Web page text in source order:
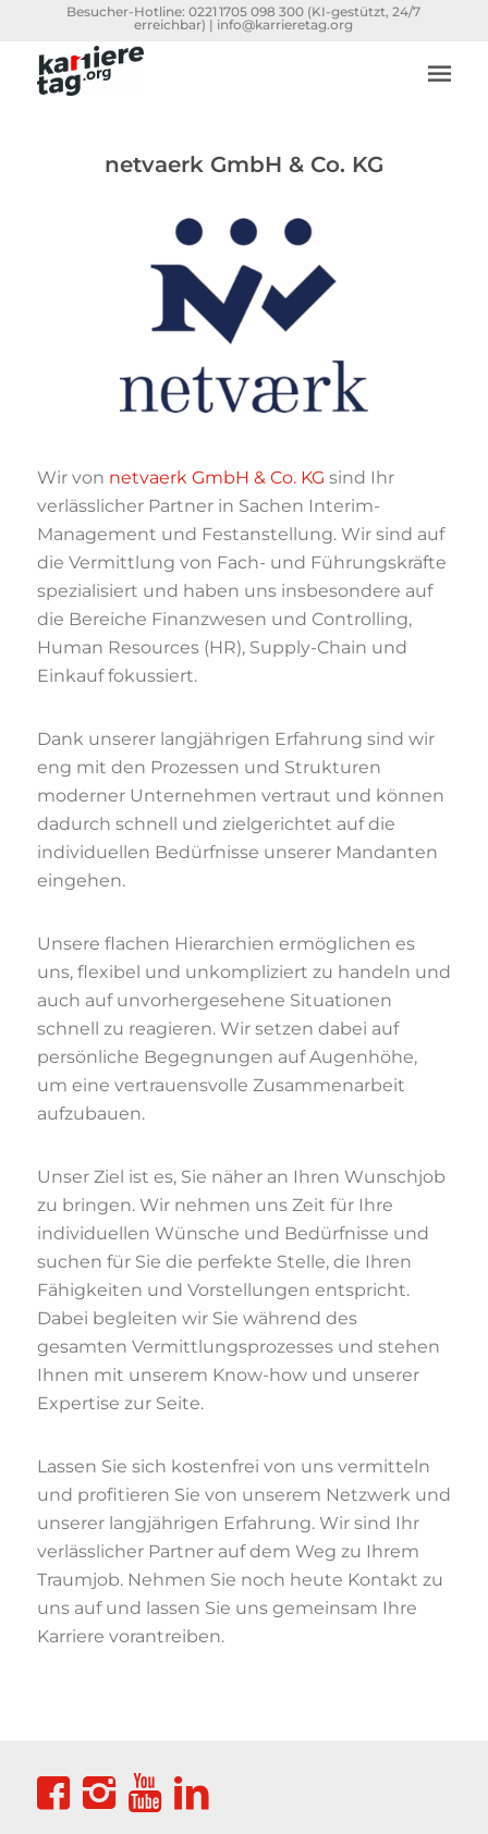
Besucher-Hotline:0221 1705 098 300 (KI-gestützt, 24/7
erreichbar) | info@karrieretag.org
netvaerk GmbH & Co. KG
Wir von netvaerk GmbH & Co. KG sind Ihr
verlässlicher Partner in Sachen Interim-
Management und Festanstellung. Wir sind auf
die Vermittlung von Fach- und Führungskräfte
spezialisiert und haben uns insbesondere auf
die Bereiche Finanzwesen und Controlling,
Human Resources (HR), Supply-Chain und
Einkauf fokussiert.
Dank unserer langjährigen Erfahrung sind wir
eng mit den Prozessen und Strukturen
moderner Unternehmen vertraut und können
dadurch schnell und zielgerichtet auf die
individuellen Bedürfnisse unserer Mandanten
eingehen.
Unsere flachen Hierarchien ermöglichen es
uns, flexibel und unkompliziert zu handeln und
auch auf unvorhergesehene Situationen
schnell zu reagieren. Wir setzen dabei auf
persönliche Begegnungen auf Augenhöhe,
um eine vertrauensvolle Zusammenarbeit
aufzubauen.
Unser Ziel ist es, Sie näher an Ihren Wunschjob
zu bringen. Wir nehmen uns Zeit für Ihre
individuellen Wünsche und Bedürfnisse und
suchen für Sie die perfekte Stelle, die Ihren
Fähigkeiten und Vorstellungen entspricht.
Dabei begleiten wir Sie während des
gesamten Vermittlungsprozesses und stehen
Ihnen mit unserem Know-how und unserer
Expertise zur Seite.
Lassen Sie sich kostenfrei von uns vermitteln
und profitieren Sie von unserem Netzwerk und
unserer langjährigen Erfahrung. Wir sind Ihr
verlässlicher Partner auf dem Weg zu Ihrem
Traumjob. Nehmen Sie noch heute Kontakt zu
uns auf und lassen Sie uns gemeinsam Ihre
Karriere vorantreiben.